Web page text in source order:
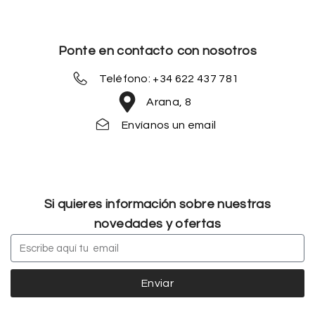
Ponte en contacto con nosotros
Teléfono: +34 622 437 781
Arana, 8
Envíanos un email
Si quieres información sobre nuestras
novedades y ofertas
Enviar